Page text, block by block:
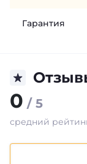
Гарантия
0 / 5
средний